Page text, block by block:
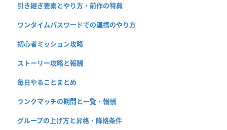
引き継ぎ要素とやり方・前作の特典
ワンタイムパスワードでの連携のやり方
初心者ミッション攻略
ストーリー攻略と報酬
毎日やることまとめ
ランクマッチの期間と一覧・報酬
グループの上げ方と昇格・降格条件